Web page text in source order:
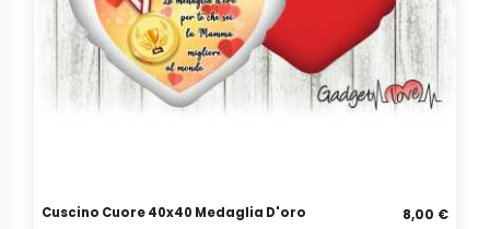
Cuscino Cuore 40x40 Medaglia D'oro 8,00 €